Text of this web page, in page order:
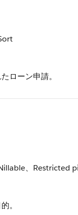
ローン申請。
、Restricted
。